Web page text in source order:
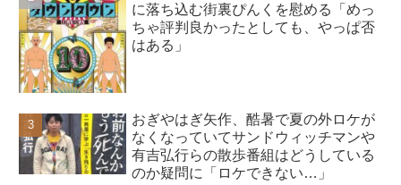
に落ち込む街裏ぴんくを慰める「めっ
ちゃ評判良かったとしても、やっぱ否
はある」
おぎやはぎ矢作、酷暑で夏の外ロケが
なくなっていてサンドウィッチマンや
有吉弘行らの散歩番組はどうしている
のか疑問に「ロケできない…」